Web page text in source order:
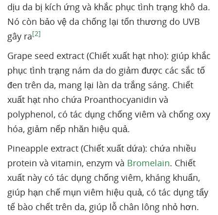
dịu da bị kích ứng và khắc phục tình trạng khô da.
Nó còn bảo vệ da chống lại tổn thương do UVB
gây ra[2]
Grape seed extract (Chiết xuất hạt nho): giúp khắc
phục tình trạng nám da do giảm được các sắc tố
đen trên da, mang lại làn da trắng sáng. Chiết
xuất hạt nho chứa Proanthocyanidin và
polyphenol, có tác dụng chống viêm và chống oxy
hóa, giảm nếp nhăn hiệu quả.
Pineapple extract (Chiết xuất dứa): chứa nhiều
protein và vitamin, enzym và Bromelain. Chiết
xuất này có tác dụng chống viêm, kháng khuẩn,
giúp hạn chế mụn viêm hiệu quả, có tác dụng tẩy
tế bào chết trên da, giúp lỗ chân lông nhỏ hơn.